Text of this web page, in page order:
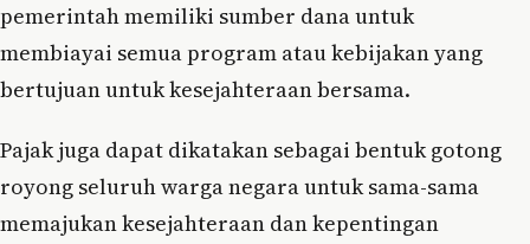
pemerintah memiliki sumber dana untuk
membiayai semua program atau kebijakan yang
bertujuan untuk kesejahteraan bersama.
Pajak juga dapat dikatakan sebagai bentuk gotong
royong seluruh warga negara untuk sama-sama
memajukan kesejahteraan dan kepentingan